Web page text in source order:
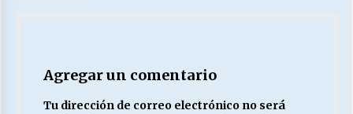
Agregar un comentario
Tu dirección de correo electrónico no será